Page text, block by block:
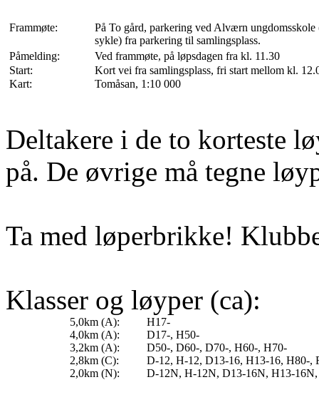
Frammøte:
På To gård, parkering ved Alværn
sykle) fra parkering til samlingsplass.
Påmelding:
Ved frammøte, på løpsdagen fra kl. 11.30
Start:
Kort vei fra samlingsplass, fri start mellom kl.
Kart:
Tomåsan, 1:10 000
Deltakere i de to korteste
på. De øvrige må tegne
Ta med løperbrikke!
Klasser og løyper (ca):
5,0km (A):
H17-
4,0km (A):
D17-, H50-
3,2km (A):
D50-, D60-, D70-, H60-, H70-
2,8km (C):
D-12, H-12, D13-16, H13-16, H80-,
2,0km (N):
D-12N, H-12N, D13-16N, H13-16N,